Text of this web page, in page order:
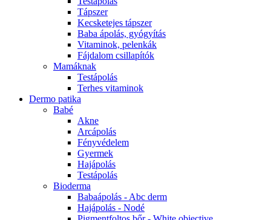
Tápszer
Kecsketejes tápszer
Baba ápolás, gyógyítás
Vitaminok, pelenkák
Fájdalom csillapítók
Mamáknak
Testápolás
Terhes vitaminok
Dermo patika
Babé
Akne
Arcápolás
Fényvédelem
Gyermek
Hajápolás
Testápolás
Bioderma
Babaápolás - Abc derm
Hajápolás - Nodé